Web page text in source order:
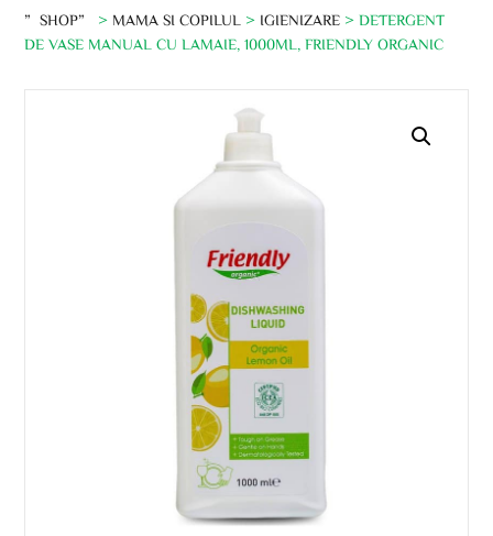
”SHOP” > MAMA SI COPILUL > IGIENIZARE > DETERGENT
DE VASE MANUAL CU LAMAIE, 1000ML, FRIENDLY ORGANIC